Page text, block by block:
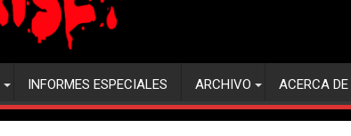
INFORMES ESPECIALES ARCHIVO ACERCA DE